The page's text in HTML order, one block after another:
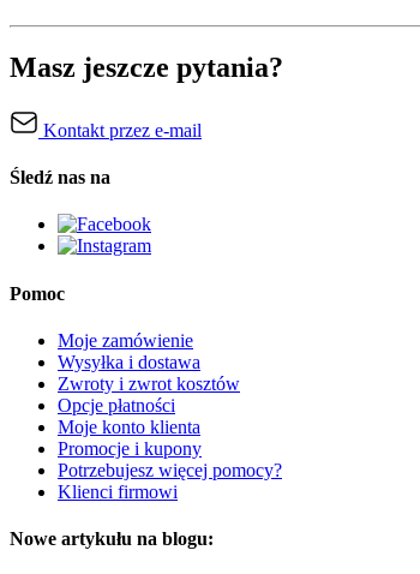
Masz jeszcze pytania?
Kontakt przez e-mail
Śledź nas na
Pomoc
Moje zamówienie
Wysyłka i dostawa
Zwroty i zwrot kosztów
Opcje płatności
Moje konto klienta
Promocje i kupony
Potrzebujesz więcej pomocy?
Klienci firmowi
Nowe artykułu na blogu: